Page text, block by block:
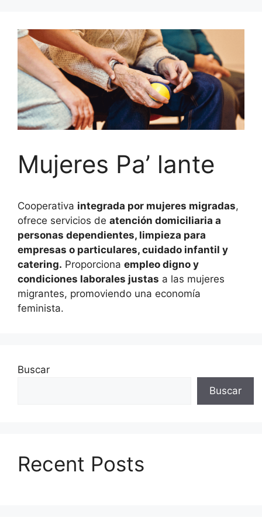
Mujeres Pa’ lante
Cooperativa integrada por mujeres migradas,
ofrece servicios de atención domiciliaria a
personas dependientes, limpieza para
empresas o particulares, cuidado infantil y
catering. Proporciona empleo digno y
condiciones laborales justas a las mujeres
migrantes, promoviendo una economía
feminista.
Buscar
Buscar
Recent Posts